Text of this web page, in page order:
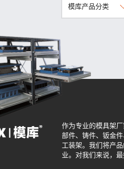
模库产品分类
作为专业的模具架
部件、铸件、钣金
工装架。我们将产
业。对我们来说，